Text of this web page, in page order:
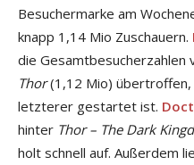
Besuchermarke am
knapp 1,14 Mio Zuschauern.
die Gesamtbesucherzahlen
Thor(1,12 Mio) übertroffen,
letzterer gestartet ist.
hinter Thor – The Dark
holt schnell auf. Außerdem